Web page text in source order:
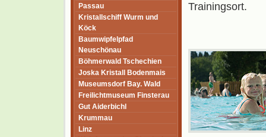
Passau
Kristallschiff Wurm und
Köck
Baumwipfelpfad
Neuschönau
Böhmerwald Tschechien
Joska Kristall Bodenmais
Museumsdorf Bay. Wald
Freilichtmuseum Finsterau
Gut Aiderbichl
Krummau
Linz
Trainingsort.